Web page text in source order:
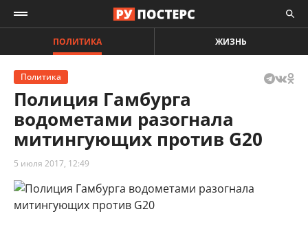
ПОЛИТИКА ЖИЗНЬ
Политика
Полиция Гамбурга
водометами разогнала
митингующих против G20
5 июля 2017, 12:49